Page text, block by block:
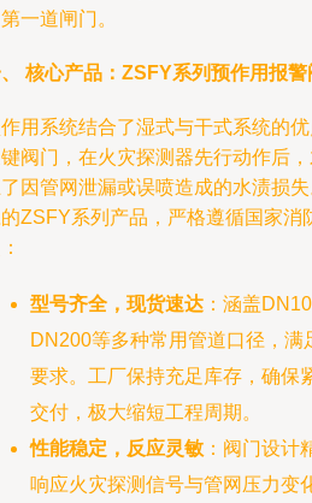
一道闸门。
核心产品：ZSFY系列预作用报警
用系统结合了湿式与干式系统的
阀门，在火灾探测器先行动作后
因管网泄漏或误喷造成的水渍损
ZSFY系列产品，严格遵循国家消
型号齐全，现货速达 ：涵盖
DN200等多种常用管道口径，
要求。工厂保持充足库存，确保
交付，极大缩短工程周期。
性能稳定，反应灵敏 ：阀门设计
响应火灾探测信号与管网压力变